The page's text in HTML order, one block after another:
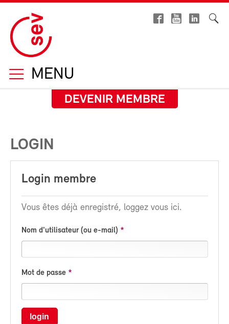
MENU
DEVENIR MEMBRE
LOGIN
Login membre
Vous êtes déjà enregistré, loggez vous ici.
Nom d'utilisateur (ou e-mail)
Mot de passe
login